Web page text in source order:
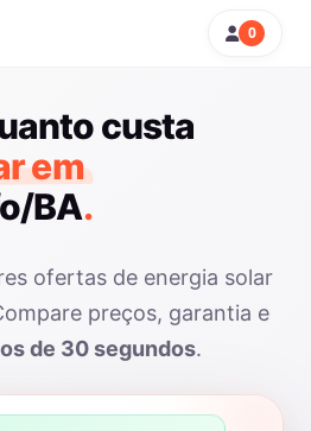
0
custa
em
BA.
ofertas de energia solar
preços, garantia e
de 30 segundos.